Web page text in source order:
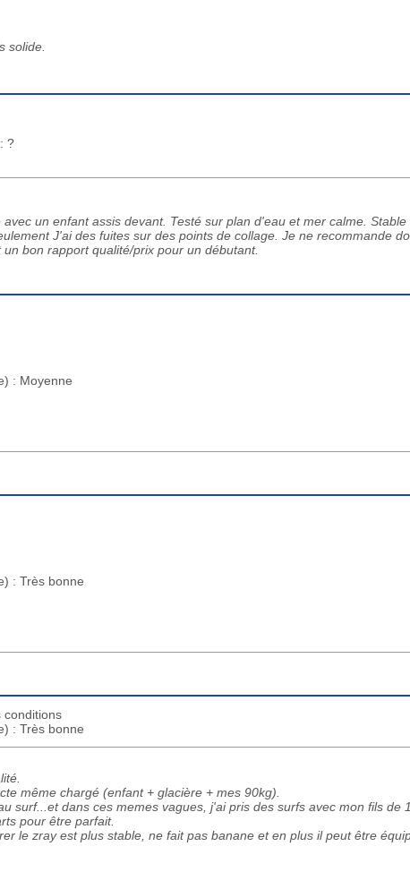
solide.
?
un enfant assis devant. Testé sur plan d'eau et mer calme. Stable
J'ai des fuites sur des points de collage. Je ne recommande
bon rapport qualité/prix pour un débutant.
: Moyenne
: Très bonne
conditions
: Très bonne
même chargé (enfant + glacière + mes 90kg).
surf...et dans ces memes vagues, j'ai pris des surfs avec mon fils de
pour être parfait.
le zray est plus stable, ne fait pas banane et en plus il peut être